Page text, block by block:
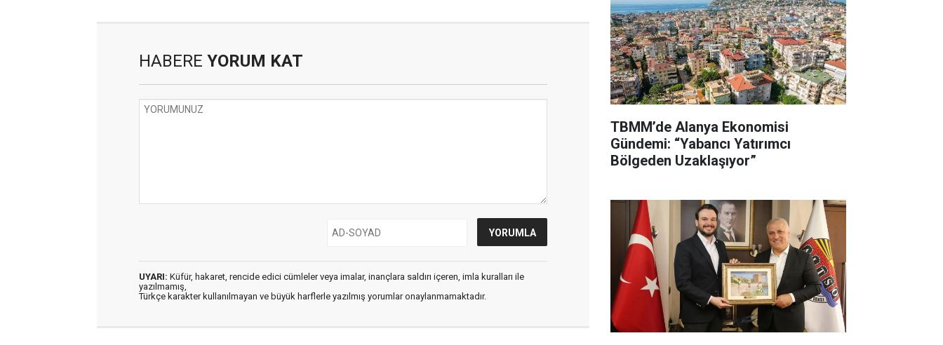
HABERE YORUM KAT
UYARI: Küfür, hakaret, rencide edici cümleler veya imalar, inançlara saldırı içeren, imla kuralları ile
yazılmamış,
Türkçe karakter kullanılmayan ve büyük harflerle yazılmış yorumlar onaylanmamaktadır.
TBMM’de Alanya Ekonomisi
Gündemi: “Yabancı Yatırımcı
Bölgeden Uzaklaşıyor”